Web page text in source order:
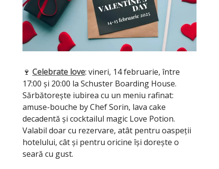
🍷 Celebrate love: vineri, 14 februarie, între
17:00 și 20:00 la Schuster Boarding House.
Sărbătorește iubirea cu un meniu rafinat:
amuse-bouche by Chef Sorin, lava cake
decadentă și cocktailul magic Love Potion.
Valabil doar cu rezervare, atât pentru oaspeții
hotelului, cât și pentru oricine își dorește o
seară cu gust.